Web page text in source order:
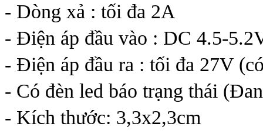
- Dòng xả : tối đa 2A
- Điện áp đầu vào : DC 4.5-
- Điện áp đầu ra : tối đa 27V
- Có đèn led báo trạng thái
- Kích thước: 3,3x2,3cm